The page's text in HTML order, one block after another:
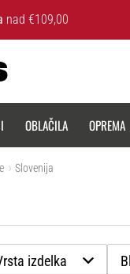
nad €109,00
OBLAČILA OPREMA
Slovenija
izdelka